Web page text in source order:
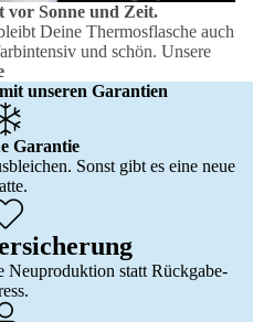
vor Sonne und Zeit.
Deine Thermosflasche auch
und schön. Unsere
unseren Garantien
Garantie
Sonst gibt es eine neue
Neuproduktion statt Rückgabe-